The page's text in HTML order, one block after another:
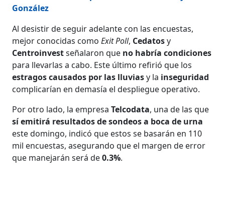
González
Al desistir de seguir adelante con las encuestas,
mejor conocidas comoExit Poll, Cedatosy
Centroinvestseñalaron que no habría condiciones
para llevarlas a cabo. Este último refirió que los
estragos causados por las lluviasy la inseguridad
complicarían en demasía el despliegue operativo.
Por otro lado, la empresaTelcodata, una de las que
sí emitirá resultados de sondeos a boca de urna
este domingo, indicó que estos se basarán en 110
mil encuestas, asegurando que el margen de error
que manejarán será de0.3%.